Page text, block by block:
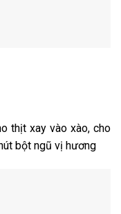
thịt xay vào xào, cho
bột ngũ vị hương